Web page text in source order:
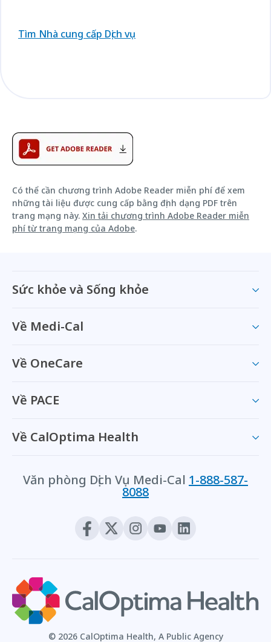
Tìm Nhà cung cấp Dịch vụ
Có thể cần chương trình Adobe Reader miễn phí để xem
những tài liệu được cung cấp bằng định dạng PDF trên
trang mạng này. Xin tải chương trình Adobe Reader miễn
phí từ trang mạng của Adobe.
Sức khỏe và Sống khỏe
Về Medi-Cal
Về OneCare
Về PACE
Về CalOptima Health
Văn phòng Dịch Vụ Medi-Cal 1-888-587-
8088
© 2026 CalOptima Health, A Public Agency